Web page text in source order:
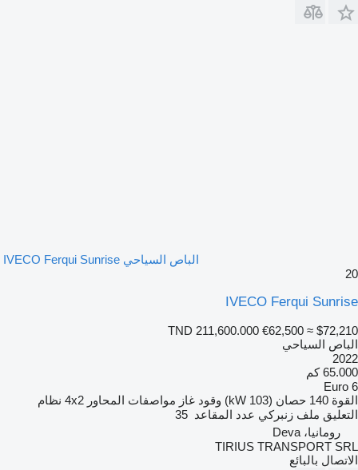
الباص السياحي IVECO Ferqui Sunrise
20
IVECO Ferqui Sunrise
TND 211,600.000 €62,500 ≈ $72,210
الباص السياحي
2022
65.000 كم
Euro 6
القوة 140 حصان (103 kW) وقود غاز مواصفات المحاور 4x2 نظام
التعليق ملف زنبركي عدد المقاعد 35
رومانيا، Deva
TIRIUS TRANSPORT SRL
الاتصال بالبائع